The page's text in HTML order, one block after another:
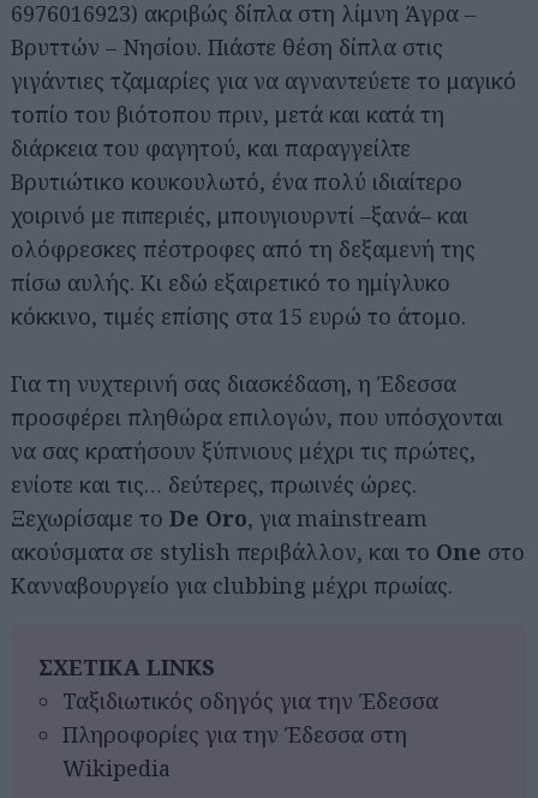
6976016923) ακριβώς δίπλα στη λίμνη Άγρα –
Βρυττών – Νησίου. Πιάστε θέση δίπλα στις
γιγάντιες τζαμαρίες για να αγναντεύετε το μαγικό
τοπίο του βιότοπου πριν, μετά και κατά τη
διάρκεια του φαγητού, και παραγγείλτε
Βρυτιώτικο κουκουλωτό, ένα πολύ ιδιαίτερο
χοιρινό με πιπεριές, μπουγιουρντί –ξανά– και
ολόφρεσκες πέστροφες από τη δεξαμενή της
πίσω αυλής. Κι εδώ εξαιρετικό το ημίγλυκο
κόκκινο, τιμές επίσης στα 15 ευρώ το άτομο.
Για τη νυχτερινή σας διασκέδαση, η Έδεσσα
προσφέρει πληθώρα επιλογών, που υπόσχονται
να σας κρατήσουν ξύπνιους μέχρι τις πρώτες,
ενίοτε και τις… δεύτερες, πρωινές ώρες.
Ξεχωρίσαμε το De Oro, για mainstream
ακούσματα σε stylish περιβάλλον, και το One στο
Κανναβουργείο για clubbing μέχρι πρωίας.
ΣΧΕΤΙΚΑ LINKS
Ταξιδιωτικός οδηγός για την Έδεσσα
Πληροφορίες για την Έδεσσα στη
Wikipedia